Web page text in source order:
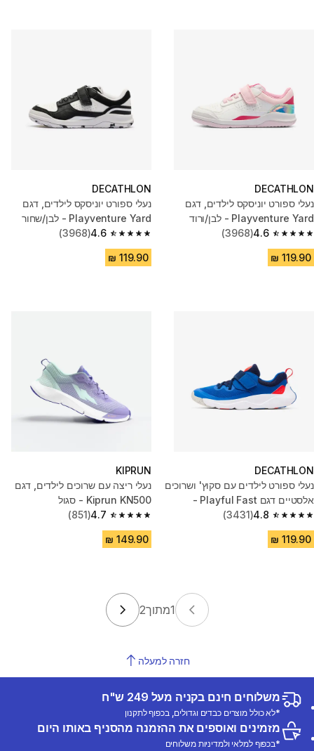
DECATHLON
נעלי ספורט יוניסקס לילדים, דגם
Playventure Yard - לבן/ורוד
4.6
4.6 out of 5 stars from 3968 reviews
(3968)
DECATHLON
נעלי ספורט יוניסקס לילדים, דגם
Playventure Yard - לבן/שחור
4.6
4.6 out of 5 stars from 3968 reviews
(3968)
DECATHLON
נעלי ספורט לילדים עם סקוץ' ושרוכים
אלסטיים דגם Playful Fast -
כחול/אדום 4.8
4.8 out of 5 stars from 3431 reviews
(3431)
KIPRUN
נעלי ריצה עם שרוכים לילדים, דגם
Kiprun KN500 - סגול
4.7
4.7 out of 5 stars from 851 reviews
(851)
1מתוך2
חזרה למעלה
משלוחים חינם בקניה מעל 249 ש"ח
*לא כולל מוצרים כבדים וגדולים, בכפוף לתקנון
מזמינים ואוספים את ההזמנה מהסניף באותו היום
*בכפוף למלאי ולמדיניות משלוחים